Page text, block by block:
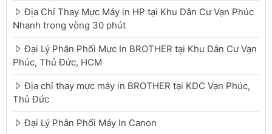
Địa Chỉ Thay Mực Máy in HP tại Khu Dân Cư Vạn Phúc
Nhanh trong vòng 30 phút
Đại Lý Phân Phối Mực In BROTHER tại Khu Dân Cư Vạn
Phúc, Thủ Đức, HCM
Địa chỉ thay mực máy in BROTHER tại KDC Vạn Phúc,
Thủ Đức
Đại Lý Phân Phối Máy In Canon